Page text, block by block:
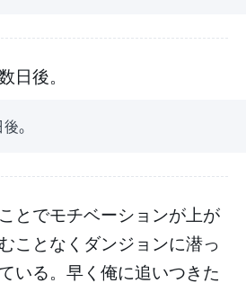
日後。
。
とでモチベーションが上が
ことなくダンジョンに潜っ
いる。早く俺に追いつきた